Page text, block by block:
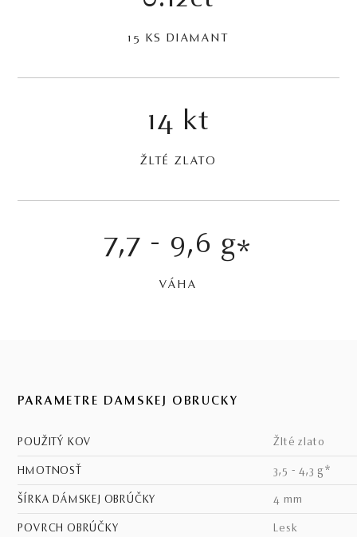
15 KS DIAMANT
14 kt
ŽLTÉ ZLATO
7,7 - 9,6 g*
VÁHA
PARAMETRE DÁMSKEJ OBRÚČKY
POUŽITÝ KOV žlté zlato
HMOTNOSŤ 3,5 - 4,3 g*
ŠÍRKA DÁMSKEJ OBRÚČKY 4 mm
POVRCH OBRÚČKY lesk